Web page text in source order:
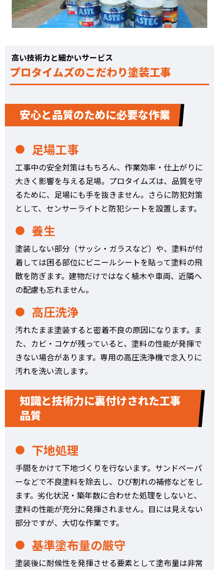
高い技術力と細かいサービス
プロタイムズのこだわり塗装工事
安心と品質のために必要な作業
足場工事
工事中の安全対策はもちろん、作業効率・仕上がりに
大きく影響を与える足場。プロタイムズは、品質を守
るために、足場にも手を抜きません。さらに防犯対策
として、センサーライトと防犯シートを設置します。
養生
塗装しない部分（サッシ・ガラスなど）や、塗料が付
着しては困る部位にビニールシートを貼って塗料の飛
散を防ぎます。建物だけではなく植木や車両、近隣へ
の配慮も忘れません。
高圧洗浄
汚れたまま塗装すると密着不良の原因になります。ま
た、カビ・コケが残っていると、塗料の性能が発揮で
きない場合があります。専用の高圧洗浄機で念入りに
汚れを洗い流します。
知識と技術力に裏付けされた工事
品質
下地処理
手間をかけて下地づくりを行ないます。サンドペーパ
ーなどで不良塗料を除去し、ひび割れの補修などをし
ます。劣化状況・築年数に合わせた処理をしないと、
塗料の性能が充分に発揮されません。目には見えない
部分ですが、大切な作業です。
基準塗布量の厳守
塗装後に耐候性を発揮させる要素として塗布量は非常